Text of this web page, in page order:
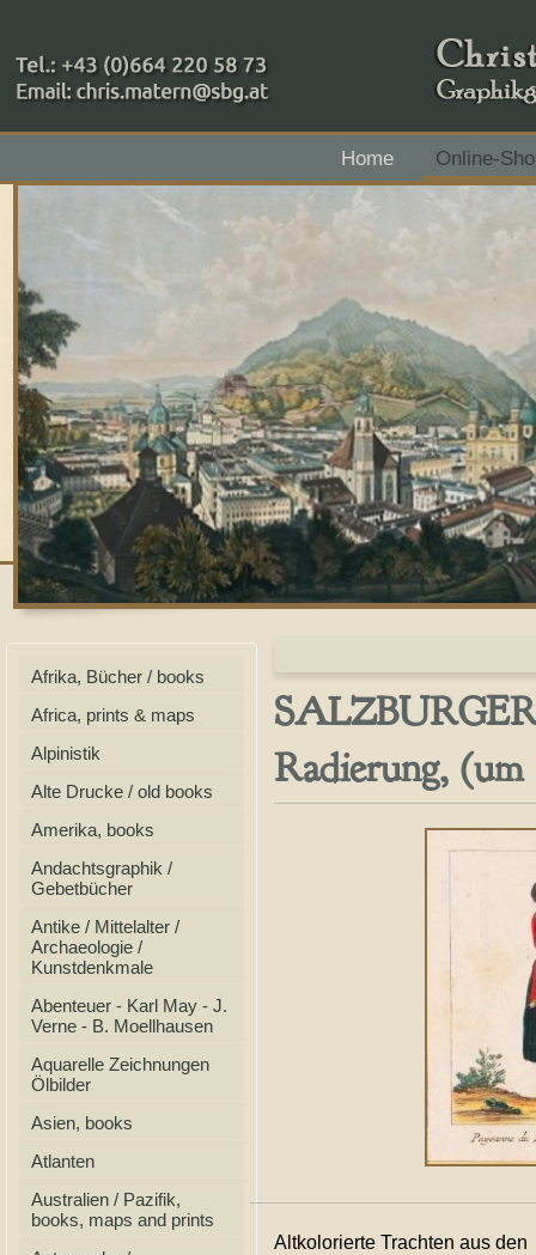
+43 (0)664 220 58 73
Home
Online-
Zahlungsmethoden: RAIBA - Flachgau Mitte - IBAN
Afrika, Bücher / books
Africa, prints & maps
Alpinistik
Alte Drucke / old books
Amerika, books
Andachtsgraphik /
Gebetbücher
Antike / Mittelalter /
Archaeologie /
Kunstdenkmale
Abenteuer - Karl May - J.
Verne - B. Moellhausen
Aquarelle Zeichnungen
Ölbilder
Asien, books
Atlanten
Australien / Pazifik,
books, maps and prints
Radierung, (um
Altkolorierte Trachten aus den